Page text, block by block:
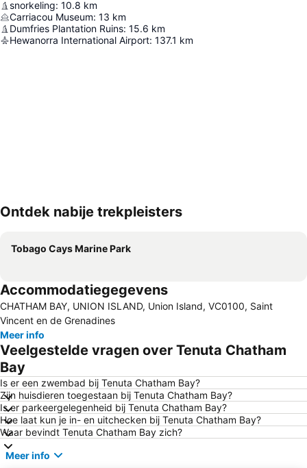
snorkeling: 10.8 km
Carriacou Museum: 13 km
Dumfries Plantation Ruins: 15.6 km
Hewanorra International Airport: 137.1 km
Kaart uitvouwen
Ontdek nabije trekpleisters
Tobago Cays Marine Park
Accommodatiegegevens
CHATHAM BAY, UNION ISLAND, Union Island, VC0100, Saint
Vincent en de Grenadines
Meer info
Veelgestelde vragen over Tenuta Chatham
Bay
Is er een zwembad bij Tenuta Chatham Bay?
Zijn huisdieren toegestaan bij Tenuta Chatham Bay?
Is er parkeergelegenheid bij Tenuta Chatham Bay?
Hoe laat kun je in- en uitchecken bij Tenuta Chatham Bay?
Waar bevindt Tenuta Chatham Bay zich?
Meer info